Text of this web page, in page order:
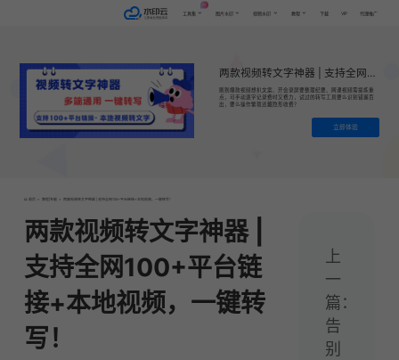
工具集 图片水印 视频水印 教程 下载 VIP 代理推广
两款视频转文字神器 | 支持全网100+平台链接+本地视频，一键转写！
刷到爆款视频想扒文案、开会录屏要整理纪要、网课视频需提炼重
点，可手动逐字记录费时又费力，试过的转写工具要么识别错漏百
出，要么操作繁琐还藏隐形收费？
立即体验
首页 > 教程|专题 > 两款视频转文字神器 | 支持全网100+平台链接+本地视频，一键转写！
两款视频转文字神器 |
支持全网100+平台链
接+本地视频，一键转
写！
上
一
篇：
告
别